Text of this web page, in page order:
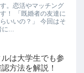
。恋活やマッチング
！ 「既婚者の友達に
いいの？」 今回はそ
に...
は大学生でも参
方法を解説！